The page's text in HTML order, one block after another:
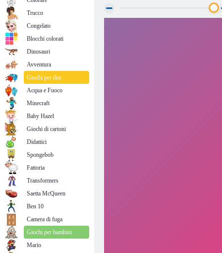
Trucco
Congelato
Blocchi colorati
Dinosauri
Avventura
Giochi per due
Acqua e Fuoco
Minecraft
Baby Hazel
Giochi di cartoni
Didattici
Spongebob
Fattoria
Transformers
Saetta McQueen
Ben 10
Camera di fuga
Giochi per bambini
Mario